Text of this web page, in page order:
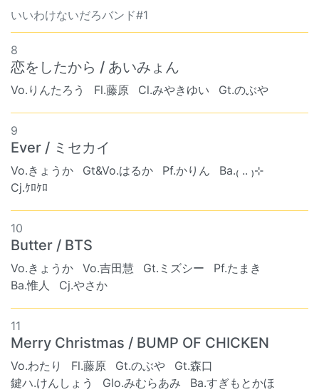
いいわけないだろバンド#1
8
恋をしたから / あいみょん
Vo.りんたろう Fl.藤原 Cl.みやきゆい Gt.のぶや
9
Ever / ミセカイ
Vo.きょうか Gt&Vo.はるか Pf.かりん
Ba.₍ .. ₎⊹
Cj.ｹﾛｹﾛ
10
Butter / BTS
Vo.きょうか Vo.吉田慧 Gt.ミズシー
Pf.たまき
Ba.惟人
Cj.やさか
11
Merry Christmas / BUMP OF CHICKEN
Vo.わたり Fl.藤原 Gt.のぶや
Gt.森口
鍵ハ.けんしょう
Glo.みむらあみ
Ba.すぎもとかほ